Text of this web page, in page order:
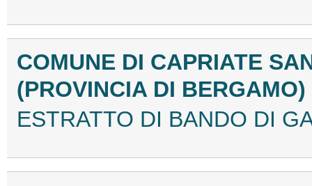
COMUNE DI CAPRIATE
(PROVINCIA DI BERGAMO)
ESTRATTO DI BANDO DI